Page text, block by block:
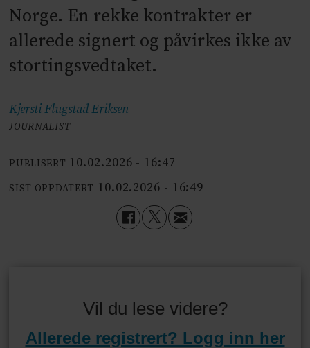
Norge. En rekke kontrakter er
allerede signert og påvirkes ikke av
stortingsvedtaket.
Kjersti FlugstadEriksen
JOURNALIST
PUBLISERT 10.02.2026 - 16:47
SIST OPPDATERT 10.02.2026 - 16:49
Vil du lese videre?
Allerede registrert? Logg inn her